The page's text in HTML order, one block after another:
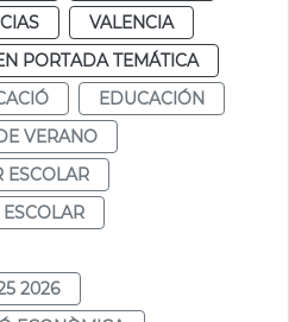
VALENCIA
PORTADA TEMÁTICA
EDUCACIÓN
VERANO
ESCOLAR
2026